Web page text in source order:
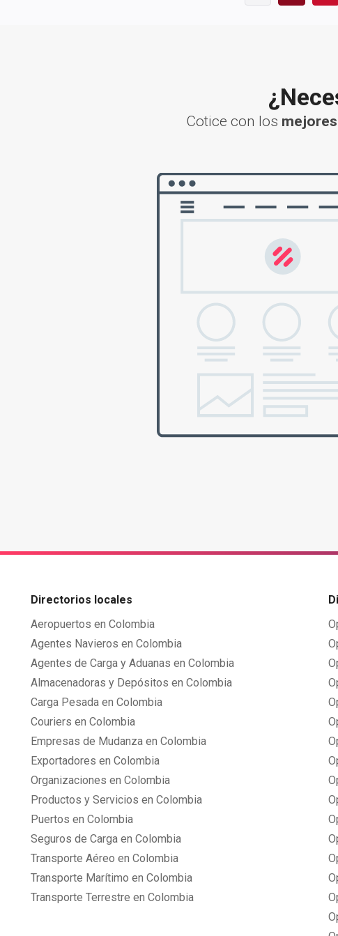
Cotice con los
Directorios locales
Aeropuertos en Colombia
Agentes Navieros en Colombia
Agentes de Carga y Aduanas en Colombia
Almacenadoras y Depósitos en Colombia
Carga Pesada en Colombia
Couriers en Colombia
Empresas de Mudanza en Colombia
Exportadores en Colombia
Organizaciones en Colombia
Productos y Servicios en Colombia
Puertos en Colombia
Seguros de Carga en Colombia
Transporte Aéreo en Colombia
Transporte Marítimo en Colombia
Transporte Terrestre en Colombia